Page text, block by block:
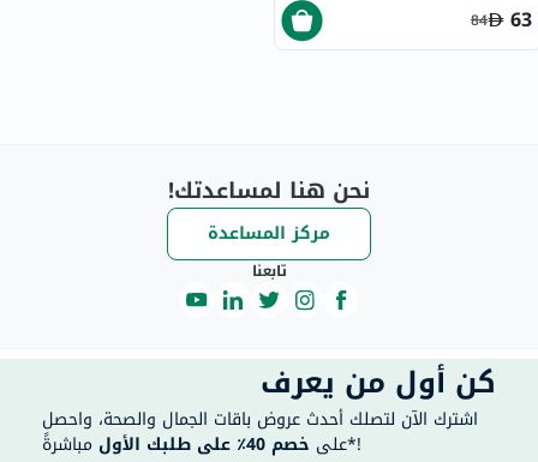
63
84
نحن هنا لمساعدتك!
مركز المساعدة
تابعنا
كن أول من يعرف
اشترك الآن لتصلك أحدث عروض باقات الجمال والصحة، واحصل
على خصم 40٪ على طلبك الأول مباشرةً*!